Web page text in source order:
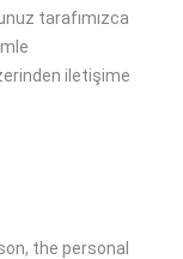
tarafımızca
iletişime
the personal